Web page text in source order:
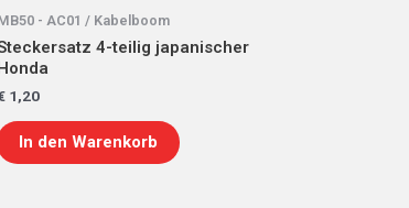
- AC01 / Kabelboom
4-teilig japanischer
1,20
In den Warenkorb